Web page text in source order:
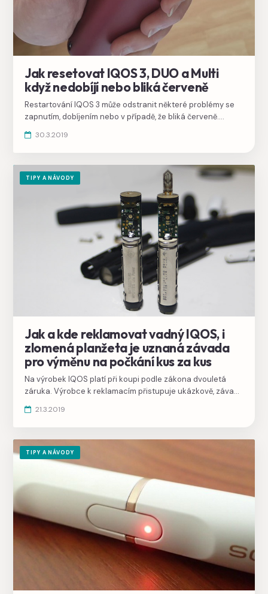
Jak resetovat IQOS 3, DUO a Multi
když nedobíjí nebo bliká červeně
Restartování IQOS 3 může odstranit některé problémy se
zapnutím, dobíjením nebo v případě, že bliká červeně.
30.3.2019
TIPY A NÁVODY
Jak a kde reklamovat vadný IQOS, i
zlomená planžeta je uznaná závada
pro výměnu na počkání kus za kus
Na výrobek IQOS platí při koupi podle zákona dvouletá
záruka. Výrobce k reklamacím přistupuje ukázkově, závady
21.3.2019
TIPY A NÁVODY